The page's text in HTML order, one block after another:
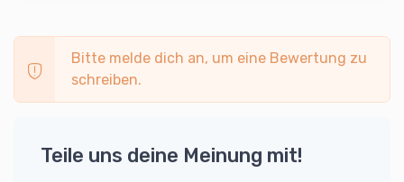
Bitte melde dich an, um eine Bewertung zu
schreiben.
Teile uns deine Meinung mit!